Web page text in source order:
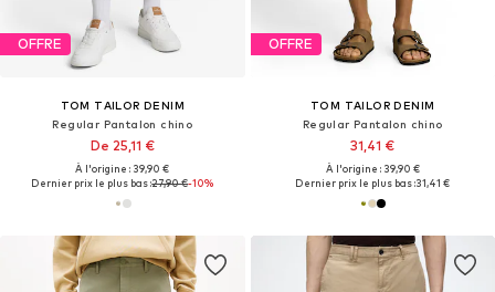
OFFRE
TOM TAILOR DENIM
Regular Pantalon chino
De 25,11 €
À l'origine : 39,90 €
Dernier prix le plus bas :27,90 €-10%
OFFRE
TOM TAILOR DENIM
Regular Pantalon chino
31,41 €
À l'origine : 39,90 €
Dernier prix le plus bas :31,41 €